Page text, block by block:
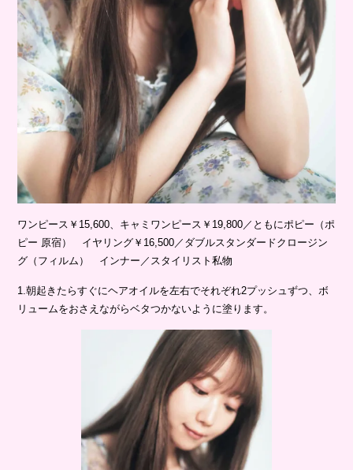
ワンピース￥15,600、キャミワンピース￥19,800／ともにポピー（ポ
ピー 原宿） イヤリング￥16,500／ダブルスタンダードクロージン
グ（フィルム） インナー／スタイリスト私物
1.朝起きたらすぐにヘアオイルを左右でそれぞれ2プッシュずつ、ボ
リュームをおさえながらベタつかないように塗ります。